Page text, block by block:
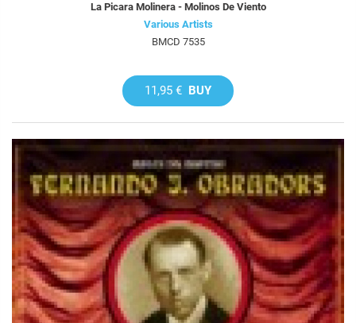
La Picara Molinera - Molinos De Viento
Various Artists
BMCD 7535
11,95 € BUY